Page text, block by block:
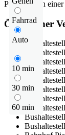
Fahrrad
Auto
10 min
30 min
60 min
Pendelzeit in
Öffentlicher